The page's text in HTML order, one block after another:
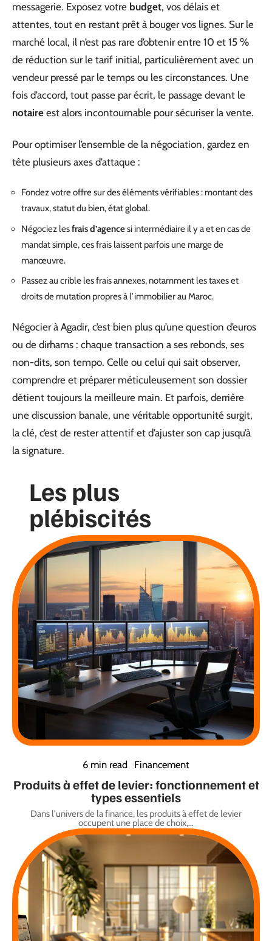
messagerie. Exposez votre budget, vos délais et
attentes, tout en restant prêt à bouger vos lignes. Sur le
marché local, il n’est pas rare d’obtenir entre 10 et 15 %
de réduction sur le tarif initial, particulièrement avec un
vendeur pressé par le temps ou les circonstances. Une
fois d’accord, tout passe par écrit, le passage devant le
notaire est alors incontournable pour sécuriser la vente.
Pour optimiser l’ensemble de la négociation, gardez en
tête plusieurs axes d’attaque :
Fondez votre offre sur des éléments vérifiables : montant des
travaux, statut du bien, état global.
Négociez lesfrais d’agencesi intermédiaire il y a et en cas de
mandat simple, ces frais laissent parfois une marge de
manœuvre.
Passez au crible les frais annexes, notamment les taxes et
droits de mutation propres à l’immobilier au Maroc.
Négocier à Agadir, c’est bien plus qu’une question d’euros
ou de dirhams : chaque transaction a ses rebonds, ses
non-dits, son tempo. Celle ou celui qui sait observer,
comprendre et préparer méticuleusement son dossier
détient toujours la meilleure main. Et parfois, derrière
une discussion banale, une véritable opportunité surgit,
la clé, c’est de rester attentif et d’ajuster son cap jusqu’à
la signature.
Les plus
plébiscités
6 min read Financement
Produits à effet de levier: fonctionnement et
types essentiels
Dans l'univers de la finance, les produits à effet de levier
occupent une place de choix,…